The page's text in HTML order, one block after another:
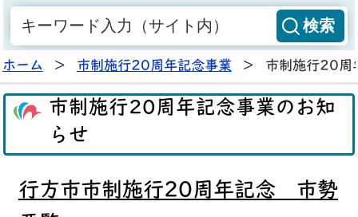
ホーム > 市制施行20周年記念事業 > 市制施行20周
市制施行20周年記念事業のお知
らせ
行方市市制施行20周年記念 市勢